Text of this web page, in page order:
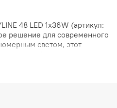
48 LED 1х36W (артикул:
решение для современного
светом, этот
48 светодиодов
вашего интерьера с